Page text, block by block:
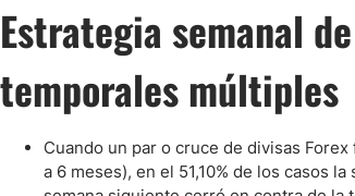
Estrategia semanal
temporales múltiples
Cuando un par o cruce de divisas
a 6 meses), en el 51,10% de los casos